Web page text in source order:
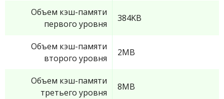
Объем кэш-памяти
первого уровня
384KB
Объем кэш-памяти
второго уровня
2MB
Объем кэш-памяти
третьего уровня
8MB